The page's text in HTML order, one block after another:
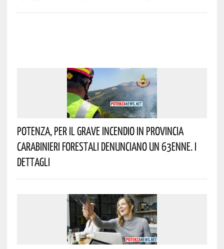
Potenza, Per Il Grave Incendio In Provincia
Carabinieri Forestali Denunciano Un 63enne. I
Dettagli